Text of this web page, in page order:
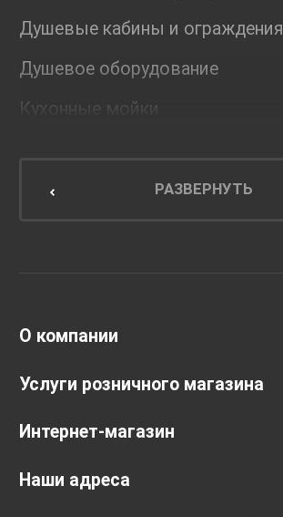
Душевые кабины и ограждения
Душевое оборудование
Кухонные мойки
Мебель для кухниРАЗВЕРНУТЬ
О компании
Услуги розничного магазина
Интернет-магазин
Наши адреса